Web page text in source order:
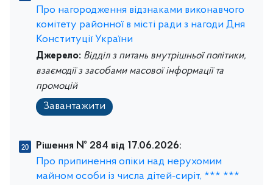
Про нагородження відзнаками виконавчого
комітету районної в місті ради з нагоди Дня
Конституції України
Джерело: Відділ з питань внутрішньої політики,
взаємодії з засобами масової інформації та
промоцій
Завантажити
Рішення № 284 від 17.06.2026:
Про припинення опіки над нерухомим
майном особи із числа дітей-сиріт, *** ***